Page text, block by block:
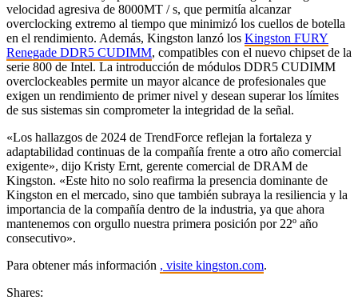
velocidad agresiva de 8000MT / s, que permitía alcanzar
overclocking extremo al tiempo que minimizó los cuellos de botella
en el rendimiento. Además, Kingston lanzó los Kingston FURY
Renegade DDR5 CUDIMM, compatibles con el nuevo chipset de la
serie 800 de Intel. La introducción de módulos DDR5 CUDIMM
overclockeables permite un mayor alcance de profesionales que
exigen un rendimiento de primer nivel y desean superar los límites
de sus sistemas sin comprometer la integridad de la señal.
«Los hallazgos de 2024 de TrendForce reflejan la fortaleza y
adaptabilidad continuas de la compañía frente a otro año comercial
exigente», dijo Kristy Ernt, gerente comercial de DRAM de
Kingston. «Este hito no solo reafirma la presencia dominante de
Kingston en el mercado, sino que también subraya la resiliencia y la
importancia de la compañía dentro de la industria, ya que ahora
mantenemos con orgullo nuestra primera posición por 22º año
consecutivo».
Para obtener más información , visite kingston.com.
Shares: